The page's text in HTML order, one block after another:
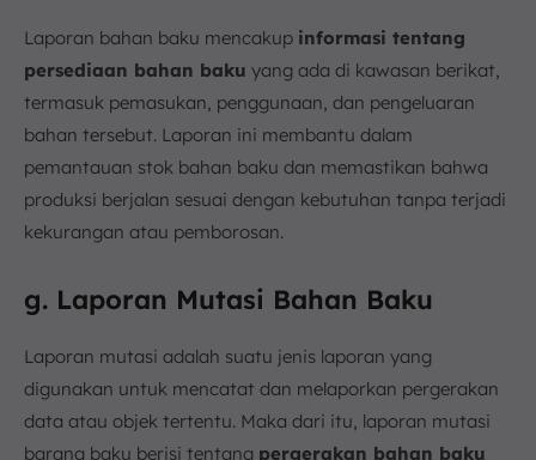
Laporan bahan baku mencakup informasi tentang
persediaan bahan baku yang ada di kawasan berikat,
termasuk pemasukan, penggunaan, dan pengeluaran
bahan tersebut. Laporan ini membantu dalam
pemantauan stok bahan baku dan memastikan bahwa
produksi berjalan sesuai dengan kebutuhan tanpa terjadi
kekurangan atau pemborosan.
g. Laporan Mutasi Bahan Baku
Laporan mutasi adalah suatu jenis laporan yang
digunakan untuk mencatat dan melaporkan pergerakan
data atau objek tertentu. Maka dari itu, laporan mutasi
barang baku berisi tentang pergerakan bahan baku